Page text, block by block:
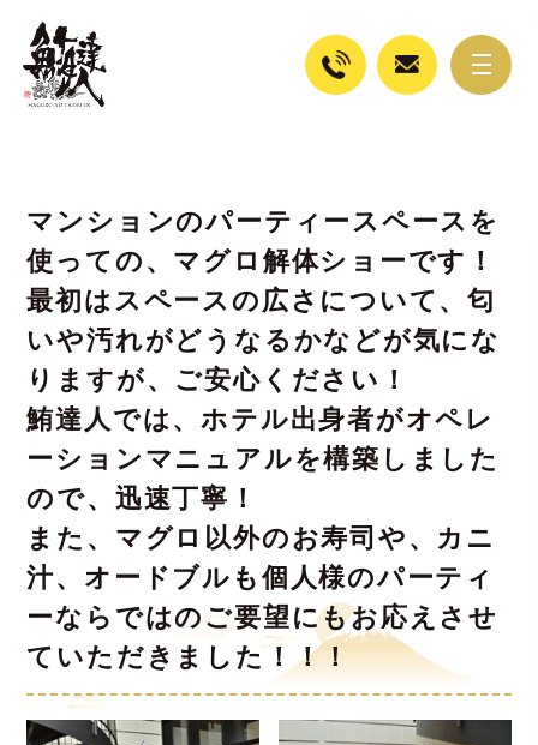
マンションのパーティースペースを
使っての、マグロ解体ショーです！
最初はスペースの広さについて、匂
いや汚れがどうなるかなどが気にな
りますが、ご安心ください！
鮪達人では、ホテル出身者がオペレ
ーションマニュアルを構築しました
ので、迅速丁寧！
また、マグロ以外のお寿司や、カニ
汁、オードブルも個人様のパーティ
ーならではのご要望にもお応えさせ
ていただきました！！！